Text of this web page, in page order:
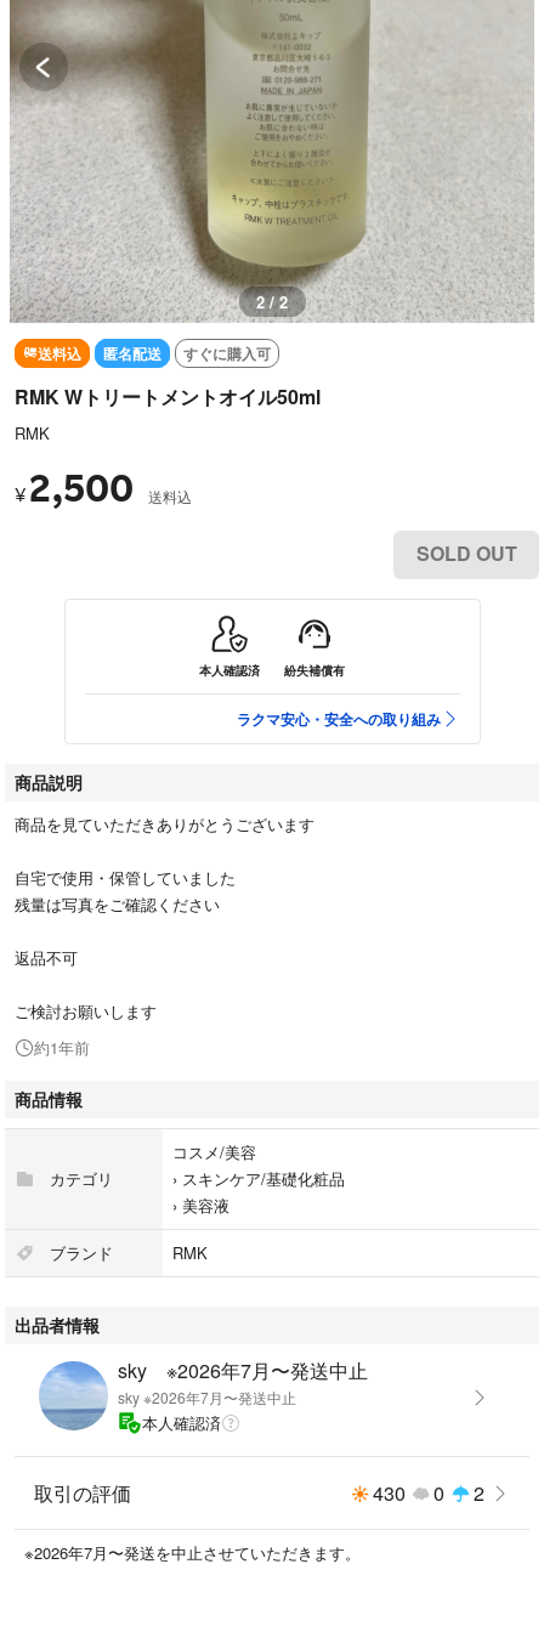
1 / 2
送料込 匿名配送 すぐに購入可
RMK Wトリートメントオイル50ml
RMK
¥ 2,500 送料込
SOLD OUT
本人確認済 紛失補償有
ラクマ安心・安全への取り組み
商品説明
商品を見ていただきありがとうございます
自宅で使用・保管していました
残量は写真をご確認ください
返品不可
ご検討お願いします
約1年前
商品情報
カテゴリ
コスメ/美容
› スキンケア/基礎化粧品
› 美容液
ブランド RMK
出品者情報
sky ※2026年7月〜発送中止
sky ※2026年7月〜発送中止
本人確認済
取引の評価 430 0 2
※2026年7月〜発送を中止させていただきます。